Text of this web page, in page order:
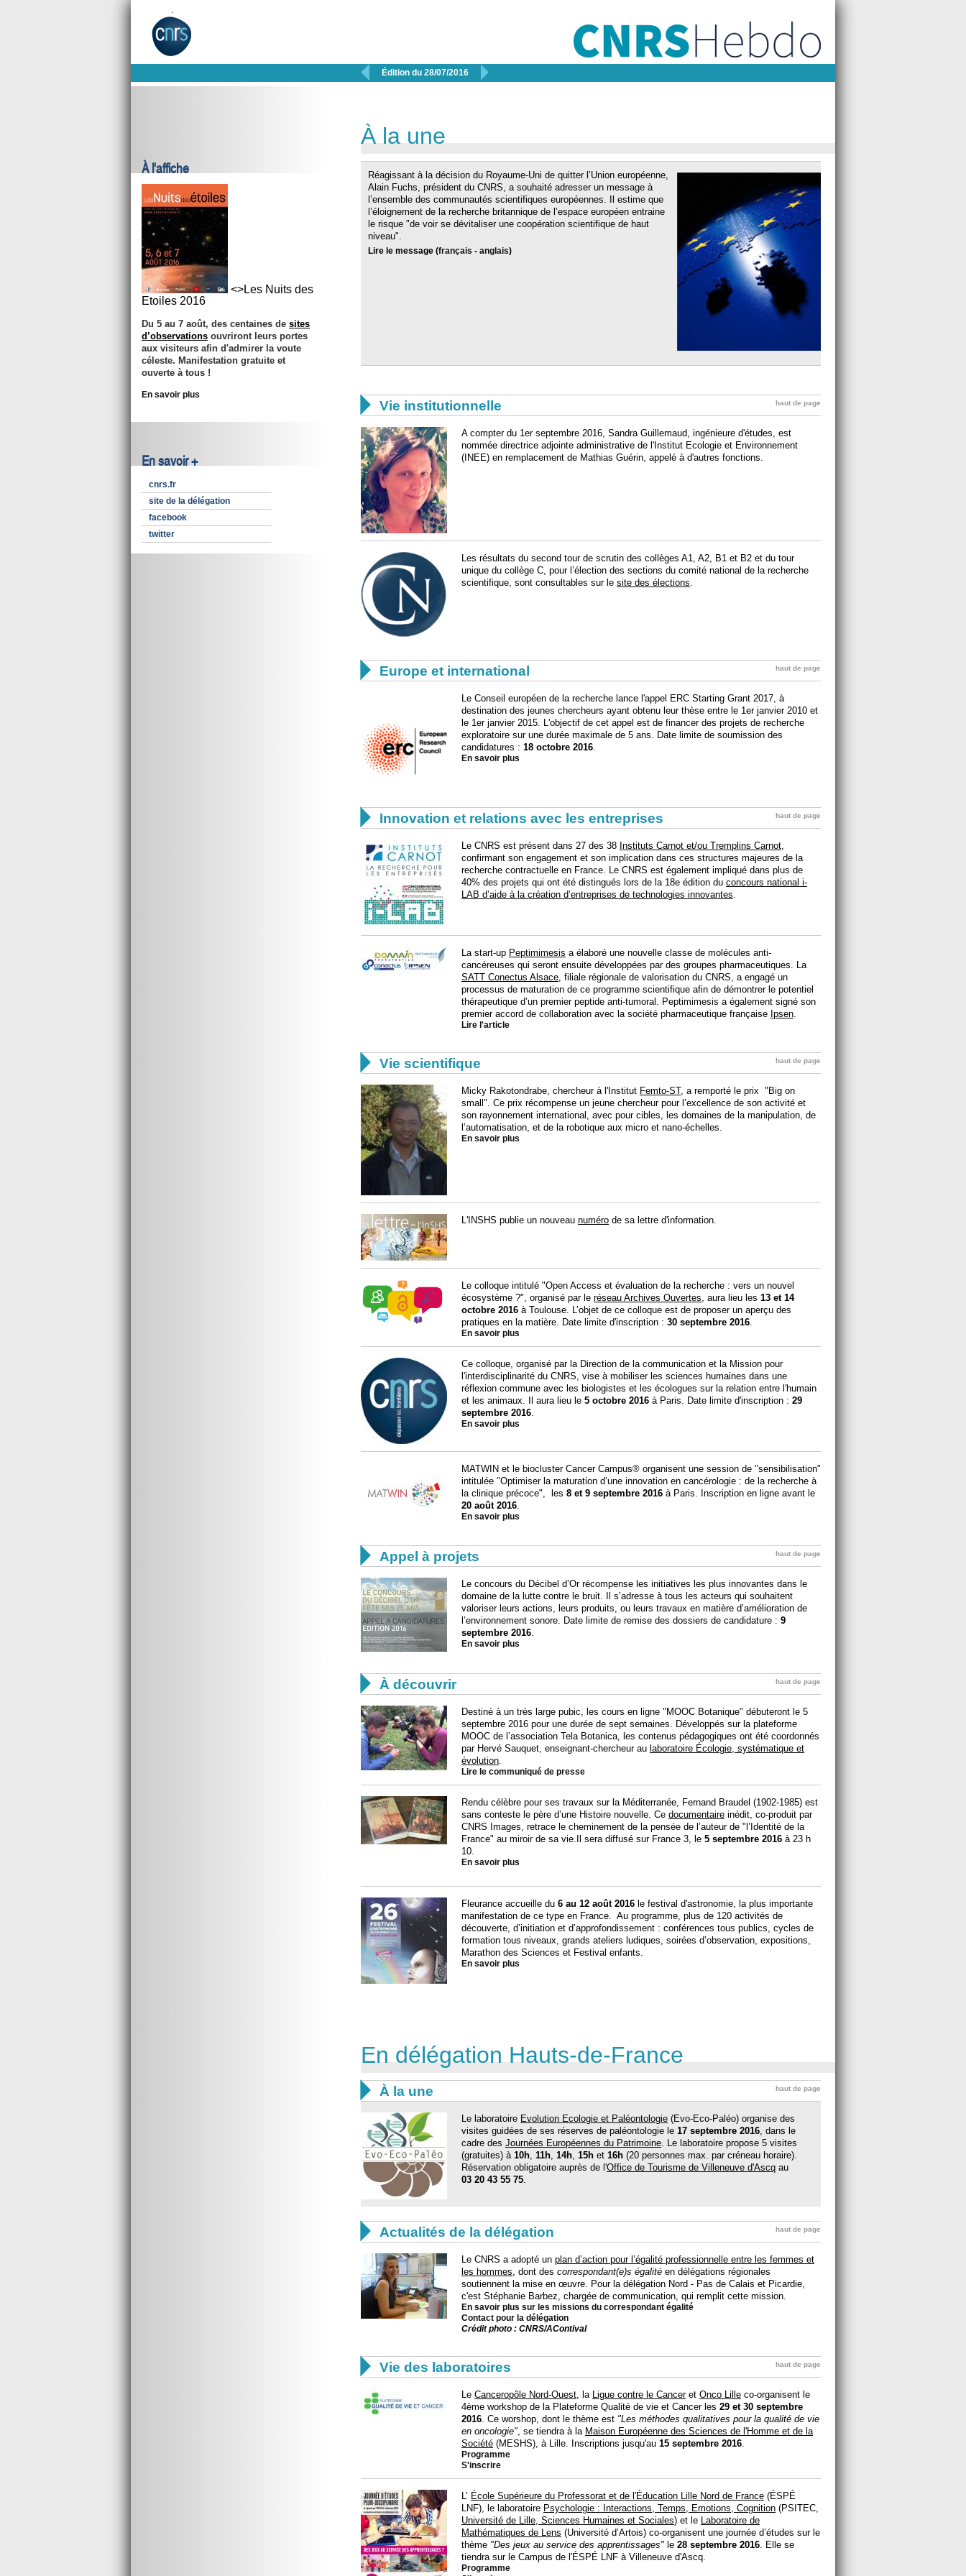
 Édition du 28/07/2016 
À l'affiche
<>Les Nuits des
Etoiles 2016
Du 5 au 7 août, des centaines de sites
d’observations ouvriront leurs portes
aux visiteurs afin d'admirer la voute
céleste. Manifestation gratuite et
ouverte à tous !
En savoir plus
En savoir +
cnrs.fr
site de la délégation
facebook
twitter
À la une
Réagissant à la décision du Royaume-Uni de quitter l’Union européenne,
Alain Fuchs, président du CNRS, a souhaité adresser un message à
l’ensemble des communautés scientifiques européennes. Il estime que
l’éloignement de la recherche britannique de l’espace européen entraine
le risque "de voir se dévitaliser une coopération scientifique de haut
niveau".
Lire le message (français - anglais)
 Vie institutionnelle haut de page
A compter du 1er septembre 2016, Sandra Guillemaud, ingénieure d'études, est
nommée directrice adjointe administrative de l'Institut Ecologie et Environnement
(INEE) en remplacement de Mathias Guérin, appelé à d'autres fonctions.
Les résultats du second tour de scrutin des collèges A1, A2, B1 et B2 et du tour
unique du collège C, pour l’élection des sections du comité national de la recherche
scientifique, sont consultables sur le site des élections.
 Europe et international haut de page
Le Conseil européen de la recherche lance l'appel ERC Starting Grant 2017, à
destination des jeunes chercheurs ayant obtenu leur thèse entre le 1er janvier 2010 et
le 1er janvier 2015. L'objectif de cet appel est de financer des projets de recherche
exploratoire sur une durée maximale de 5 ans. Date limite de soumission des
candidatures : 18 octobre 2016.
En savoir plus
 Innovation et relations avec les entreprises haut de page
Le CNRS est présent dans 27 des 38 Instituts Carnot et/ou Tremplins Carnot,
confirmant son engagement et son implication dans ces structures majeures de la
recherche contractuelle en France. Le CNRS est également impliqué dans plus de
40% des projets qui ont été distingués lors de la 18e édition du concours national i-
LAB d’aide à la création d’entreprises de technologies innovantes.
La start-up Peptimimesis a élaboré une nouvelle classe de molécules anti-
cancéreuses qui seront ensuite développées par des groupes pharmaceutiques. La
SATT Conectus Alsace, filiale régionale de valorisation du CNRS, a engagé un
processus de maturation de ce programme scientifique afin de démontrer le potentiel
thérapeutique d’un premier peptide anti-tumoral. Peptimimesis a également signé son
premier accord de collaboration avec la société pharmaceutique française Ipsen.
Lire l'article
 Vie scientifique haut de page
Micky Rakotondrabe, chercheur à l'Institut Femto-ST, a remporté le prix "Big on
small". Ce prix récompense un jeune chercheur pour l’excellence de son activité et
son rayonnement international, avec pour cibles, les domaines de la manipulation, de
l’automatisation, et de la robotique aux micro et nano-échelles.
En savoir plus
L'INSHS publie un nouveau numéro de sa lettre d'information.
Le colloque intitulé "Open Access et évaluation de la recherche : vers un nouvel
écosystème ?", organisé par le réseau Archives Ouvertes, aura lieu les 13 et 14
octobre 2016 à Toulouse. L’objet de ce colloque est de proposer un aperçu des
pratiques en la matière. Date limite d'inscription : 30 septembre 2016.
En savoir plus
Ce colloque, organisé par la Direction de la communication et la Mission pour
l'interdisciplinarité du CNRS, vise à mobiliser les sciences humaines dans une
réflexion commune avec les biologistes et les écologues sur la relation entre l'humain
et les animaux. Il aura lieu le 5 octobre 2016 à Paris. Date limite d'inscription : 29
septembre 2016.
En savoir plus
MATWIN et le biocluster Cancer Campus® organisent une session de "sensibilisation"
intitulée "Optimiser la maturation d’une innovation en cancérologie : de la recherche à
la clinique précoce", les 8 et 9 septembre 2016 à Paris. Inscription en ligne avant le
20 août 2016.
En savoir plus
 Appel à projets haut de page
Le concours du Décibel d’Or récompense les initiatives les plus innovantes dans le
domaine de la lutte contre le bruit. Il s’adresse à tous les acteurs qui souhaitent
valoriser leurs actions, leurs produits, ou leurs travaux en matière d’amélioration de
l’environnement sonore. Date limite de remise des dossiers de candidature : 9
septembre 2016
En savoir plus
 À découvrir haut de page
Destiné à un très large pubic, les cours en ligne "MOOC Botanique" débuteront le 5
septembre 2016 pour une durée de sept semaines. Développés sur la plateforme
MOOC de l’association Tela Botanica, les contenus pédagogiques ont été coordonnés
par Hervé Sauquet, enseignant-chercheur au laboratoire Écologie, systématique et
évolution
Lire le communiqué de presse
Rendu célèbre pour ses travaux sur la Méditerranée, Fernand Braudel (1902-1985) est
sans conteste le père d’une Histoire nouvelle. Ce documentaire inédit, co-produit par
CNRS Images, retrace le cheminement de la pensée de l’auteur de "l’Identité de la
France" au miroir de sa vie.Il sera diffusé sur France 3, le 5 septembre 2016 à 23 h
10.
En savoir plus
Fleurance accueille du 6 au 12 août 2016 le festival d'astronomie, la plus importante
manifestation de ce type en France. Au programme, plus de 120 activités de
découverte, d’initiation et d’approfondissement : conférences tous publics, cycles de
formation tous niveaux, grands ateliers ludiques, soirées d’observation, expositions,
Marathon des Sciences et Festival enfants.
En savoir plus
En délégation Hauts-de-France
 À la une haut de page
Le laboratoire Evolution Ecologie et Paléontologie (Evo-Eco-Paléo) organise des
visites guidées de ses réserves de paléontologie le 17 septembre 2016 , dans le
cadre des Journées Européennes du Patrimoine . Le laboratoire propose 5 visites
(gratuites) à 10h 11h 14h 15h et 16h (20 personnes max. par créneau horaire).
Réservation obligatoire auprès de l'Office de Tourisme de Villeneuve d'Ascq au
03 20 43 55 75
 Actualités de la délégation haut de page
Le CNRS a adopté un plan d’action pour l’égalité professionnelle entre les femmes et
les hommes , dont des correspondant(e)s égalité en délégations régionales
soutiennent la mise en œuvre. Pour la délégation Nord - Pas de Calais et Picardie,
c'est Stéphanie Barbez, chargée de communication, qui remplit cette mission.
En savoir plus sur les missions du correspondant égalité
Contact pour la délégation
Crédit photo : CNRS/AContival
 Vie des laboratoires haut de page
Le Canceropôle Nord-Ouest , la Ligue contre le Canceret Onco Lille co-organisent le
4ème workshop de la Plateforme Qualité de vie et Cancer les 29 et 30 septembre
2016 . Ce worshop, dont le thème est "Les méthodes qualitatives pour la qualité de vie
en oncologie" , se tiendra à la Maison Européenne des Sciences de l'Homme et de la
Société (MESHS), à Lille. Inscriptions jusqu'au 15 septembre 2016
Programme
S'inscrire
L’ École Supérieure du Professorat et de l'Éducation Lille Nord de France (ÉSPÉ
LNF), le laboratoire Psychologie : Interactions, Temps, Emotions, Cognition (PSITEC,
Université de Lille, Sciences Humaines et Sociales) et le
Laboratoire de
Mathématiques de Lens (Université d’Artois) co-organisent une journée d’études sur le
thème "Des jeux au service des apprentissages" le 28 septembre 2016 . Elle se
tiendra sur le Campus de l'ÉSPÉ LNF à Villeneuve d'Ascq.
Programme